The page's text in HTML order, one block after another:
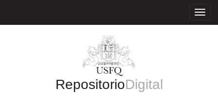
RepositorioDigital